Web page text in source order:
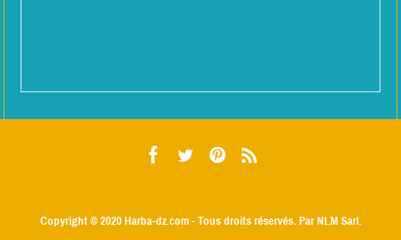
Copyright © 2020Harba-dz.com- Tous droits réservés. Par NLM Sarl.